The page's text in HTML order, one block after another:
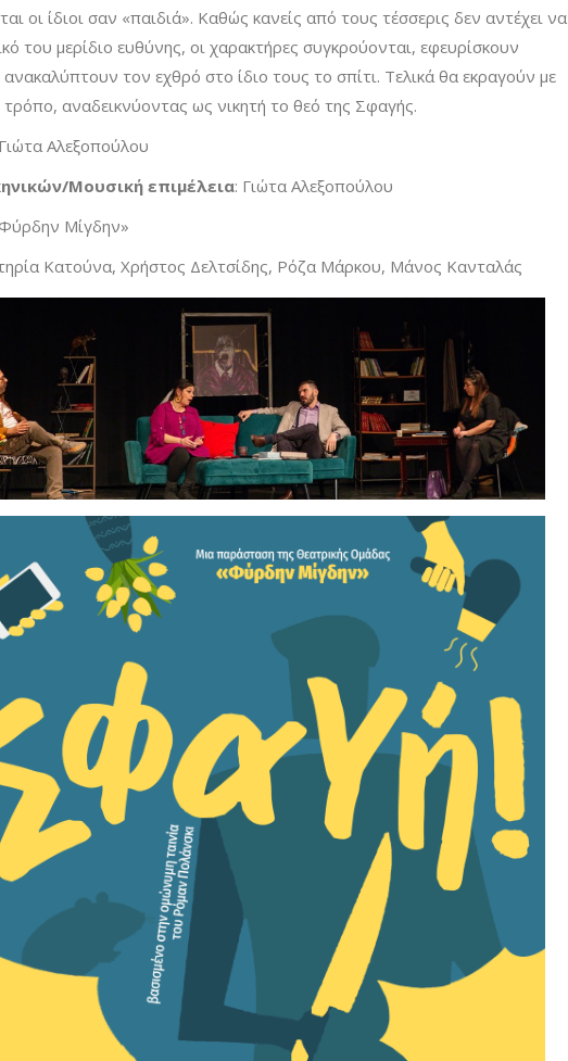
οι ίδιοι σαν «παιδιά». Καθώς κανείς από τους τέσσερις δεν αντέχει να
του μερίδιο ευθύνης, οι χαρακτήρες συγκρούονται, εφευρίσκουν
τον εχθρό στο ίδιο τους το σπίτι. Τελικά θα εκραγούν με
τρόπο, αναδεικνύοντας ως νικητή το θεό της Σφαγής.
Αλεξοπούλου
Μουσική επιμέλεια: Γιώτα Αλεξοπούλου
Μίγδην»
Κατούνα, Χρήστος Δελτσίδης, Ρόζα Μάρκου, Μάνος Κανταλάς